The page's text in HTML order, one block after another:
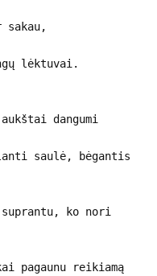
sakau,
lėktuvai.
dangumi
saulė, bėgantis
ko nori
pagaunu reikiamą